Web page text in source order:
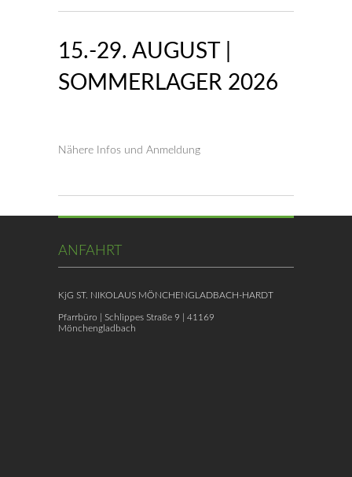
15.-29. AUGUST |
SOMMERLAGER 2026
Nähere Infos und Anmeldung
ANFAHRT
KjG ST. NIKOLAUS MÖNCHENGLADBACH-HARDT
Pfarrbüro | Schlippes Straße 9 | 41169
Mönchengladbach